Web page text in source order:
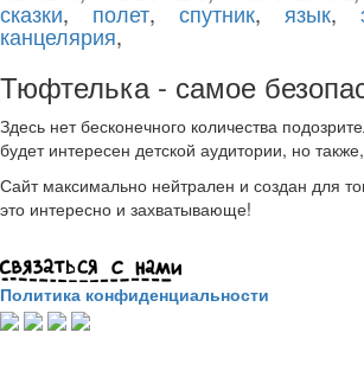
сказки, полет, спутник, язык,
канцелярия,
Тюфтелька - самое
Здесь нет бесконечного количества
будет интересен детской аудитории, но
Сайт максимально нейтрален и создан для
это интересно и захватывающе!
Политика конфиденциальности